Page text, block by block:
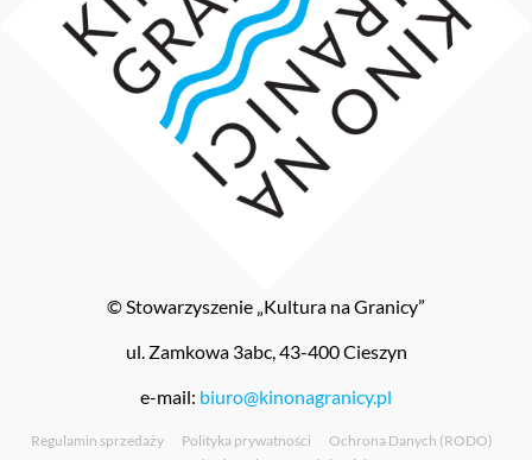
© Stowarzyszenie „Kultura na Granicy”
ul. Zamkowa 3abc, 43-400 Cieszyn
e-mail: biuro@kinonagranicy.pl
Regulamin sprzedaży Polityka prywatności
Ochrona Danych (RODO)